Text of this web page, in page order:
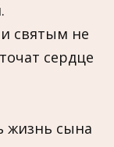
святым не
сердце
жизнь сына